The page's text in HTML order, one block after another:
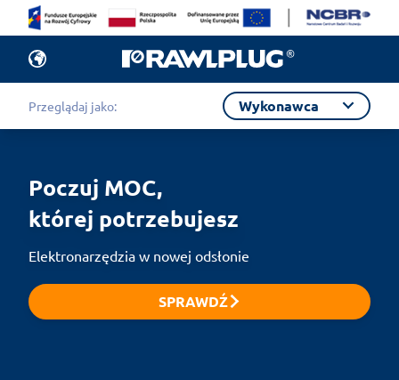
Przeglądaj jako: Wykonawca
Poczuj MOC,
której potrzebujesz
Elektronarzędzia w nowej odsłonie
SPRAWDŹ